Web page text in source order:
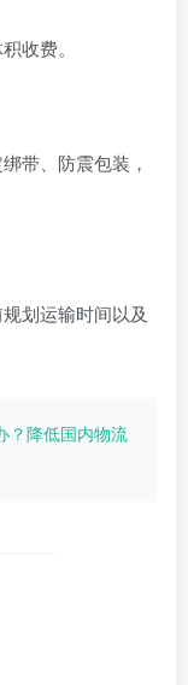
收费。
带、防震包装，
划运输时间以及
？降低国内物流